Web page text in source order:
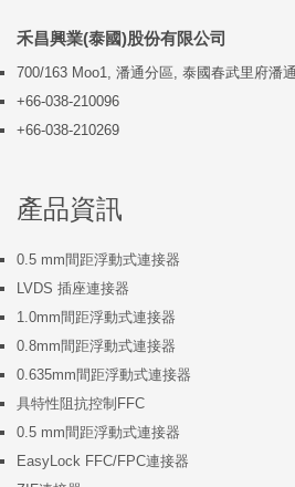
禾昌興業(泰國)股份有限公司
700/163 Moo1, 潘通分區, 泰國春武里府潘
+66-038-210096
+66-038-210269
產品資訊
0.5 mm間距浮動式連接器
LVDS 插座連接器
1.0mm間距浮動式連接器
0.8mm間距浮動式連接器
0.635mm間距浮動式連接器
具特性阻抗控制FFC
0.5 mm間距浮動式連接器
EasyLock FFC/FPC連接器